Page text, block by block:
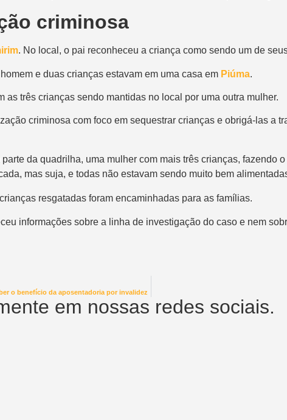
criminosa
. No local, o pai reconheceu a criança como sendo um de
e duas crianças estavam em uma casa em Piúma.
as três crianças sendo mantidas no local por uma outra mulher.
criminosa com foco em sequestrar crianças e obrigá-las a
da quadrilha, uma mulher com mais três crianças, fazendo
mas suja, e todas não estavam sendo muito bem
resgatadas foram encaminhadas para as famílias.
informações sobre a linha de investigação do caso e nem
o benefício da aposentadoria por invalidez
em nossas redes sociais.